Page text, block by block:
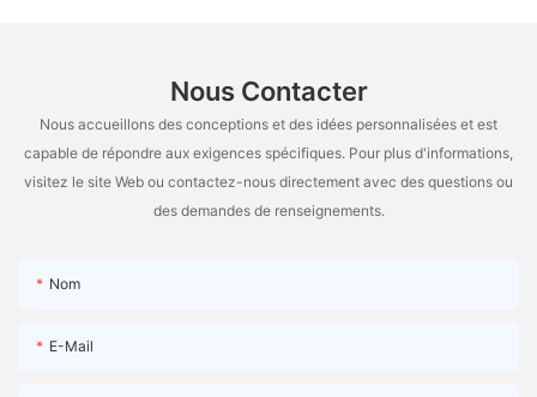
Nous Contacter
Nous accueillons des conceptions et des idées personnalisées et est
capable de répondre aux exigences spécifiques. Pour plus d'informations,
visitez le site Web ou contactez-nous directement avec des questions ou
des demandes de renseignements.
Nom
E-Mail